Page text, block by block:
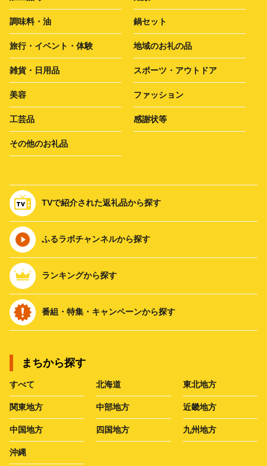
調味料・油 鍋セット
旅行・イベント・体験 地域のお礼の品
雑貨・日用品 スポーツ・アウトドア
美容 ファッション
工芸品 感謝状等
その他のお礼品
TVで紹介された返礼品から探す
ふるラボチャンネルから探す
ランキングから探す
番組・特集・キャンペーンから探す
まちから探す
すべて 北海道 東北地方
関東地方 中部地方 近畿地方
中国地方 四国地方 九州地方
沖縄